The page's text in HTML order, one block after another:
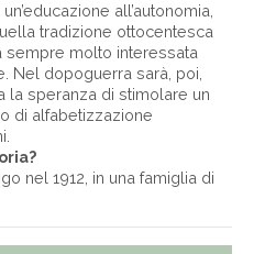
all’autonomia,
tradizione ottocentesca
sempre molto interessata
Nel dopoguerra sarà, poi,
la speranza di stimolare un
di alfabetizzazione
nel 1912, in una famiglia di